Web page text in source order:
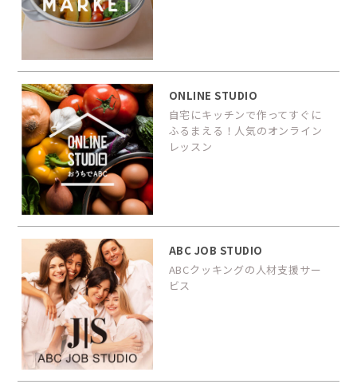
ONLINE STUDIO
自宅にキッチンで作ってすぐに
ふるまえる！人気のオンライン
レッスン
ABC JOB STUDIO
ABCクッキングの人材支援サー
ビス